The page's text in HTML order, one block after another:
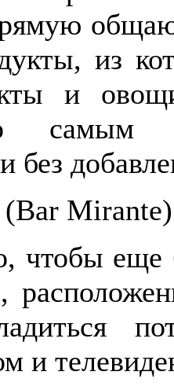
из
и
самым
без
Mirante)
чтобы еще
и